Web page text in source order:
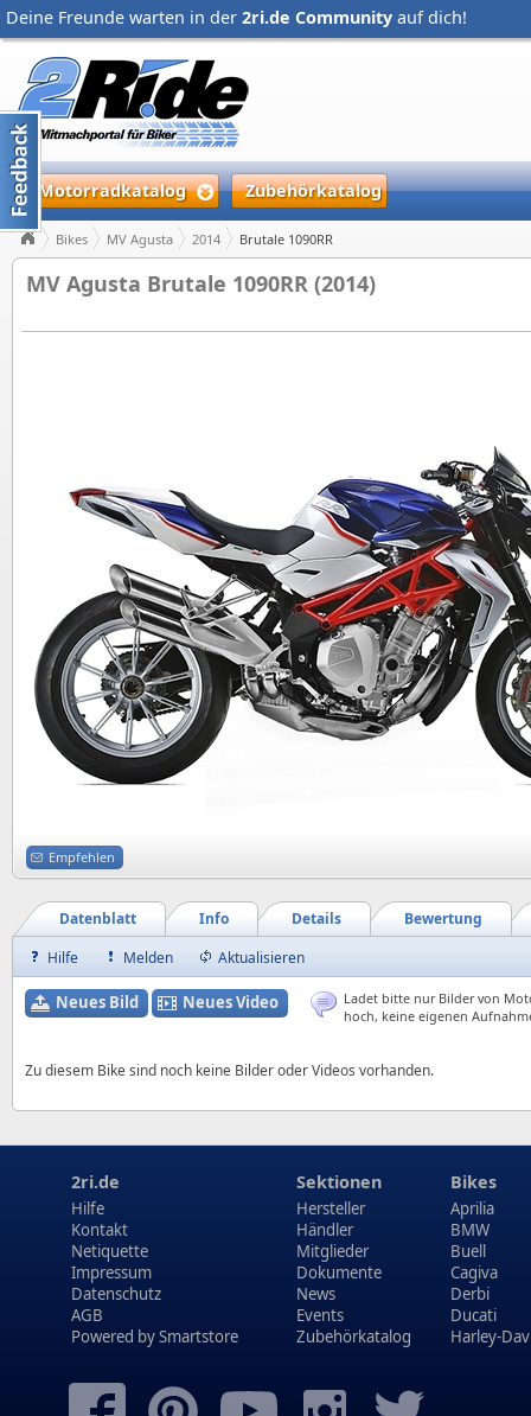
Deine Freunde warten in der 2ri.de Community auf dich!
Motorradkatalog Zubehörkatalog
Bikes MV Agusta 2014 Brutale 1090RR
MV Agusta Brutale 1090RR (2014)
Empfehlen
Bewertung
Details
Info
Datenblatt
Hilfe
Melden Aktualisieren
Neues Bild Neues Video
Ladet bitte nur Bilder von
hoch, keine eigenen
Zu diesem Bike sind noch keine Bilder oder Videos vorhanden.
2ri.de
Hilfe
Kontakt
Netiquette
Impressum
Datenschutz
AGB
Powered bySmartstore
Sektionen
Hersteller
Händler
Mitglieder
Dokumente
News
Events
Zubehörkatalog
Bikes
Aprilia
BMW
Buell
Cagiva
Derbi
Ducati
Harley-